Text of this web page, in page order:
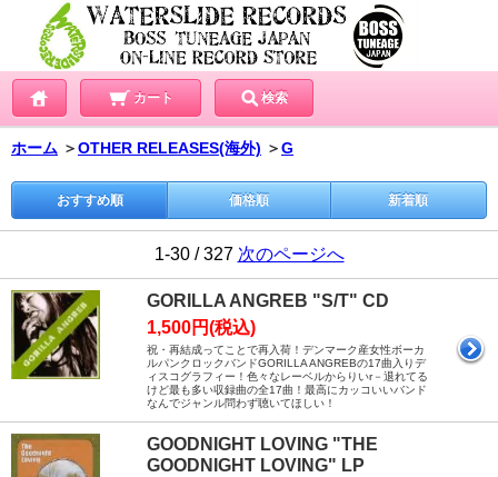
カート 検索
ホーム ＞OTHER RELEASES(海外) ＞G
おすすめ順 価格順 新着順
1-30 / 327 次のページへ
GORILLA ANGREB "S/T" CD
1,500円(税込)
祝・再結成ってことで再入荷！デンマーク産女性ボーカ
ルパンクロックバンドGORILLA ANGREBの17曲入りデ
ィスコグラフィー！色々なレーベルからりいr－退れてる
けど最も多い収録曲の全17曲！最高にカッコいいバンド
なんでジャンル問わず聴いてほしい！
GOODNIGHT LOVING "THE
GOODNIGHT LOVING" LP